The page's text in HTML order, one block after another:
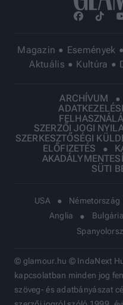
Magazin Események
Aktuális
Kultúra
ARCHÍVUM
SZERZŐI JOGI
SZERKESZTŐSÉGI
ELŐFIZETÉS
SÜTI
USA Németország
Anglia
Bulgária
© glamour.hu © IndaNext
kapcsolatban minden jog
szöveg- és adatbányászat